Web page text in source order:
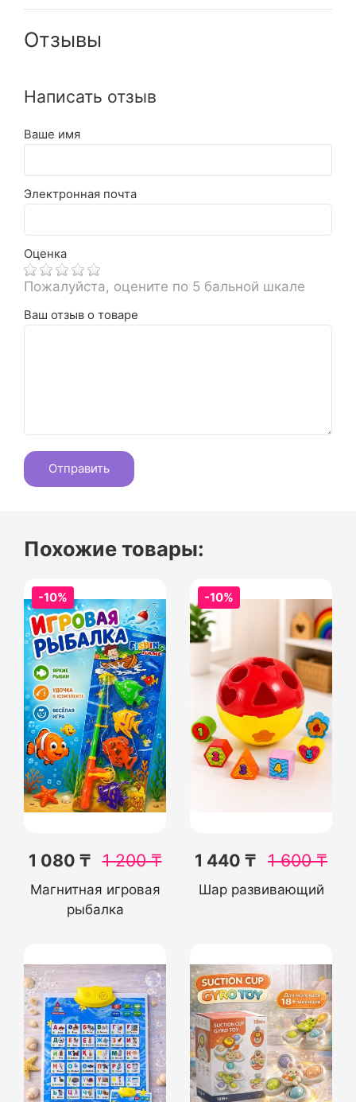
Отзывы
Написать отзыв
Ваше имя
Электронная почта
Оценка
Пожалуйста, оцените по 5 бальной шкале
Ваш отзыв о товаре
Похожие товары:
-10%
1 080 ₸ 1 200₸
Магнитная игровая
рыбалка
-10%
1 440 ₸ 1 600₸
Шар развивающий